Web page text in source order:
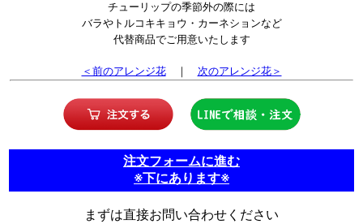
チューリップの季節外の際には
バラやトルコキキョウ・カーネションなど
代替商品でご用意いたします
＜前のアレンジ花｜ 次のアレンジ花＞
注文フォームに進む
※下にあります※
まずは直接お問い合わせください